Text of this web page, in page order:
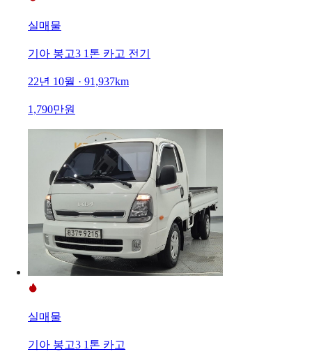
실매물
기아 봉고3 1톤 카고 전기
22년 10월 · 91,937km
1,790만원
실매물
기아 봉고3 1톤 카고